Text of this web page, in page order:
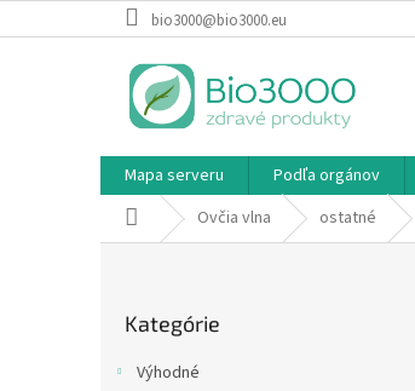
na
bio3000@bio3000.eu
Mapa serveru Podľa orgánov
Domov Ovčia vlna ostatné
kategórie
Kategórie
Výhodné